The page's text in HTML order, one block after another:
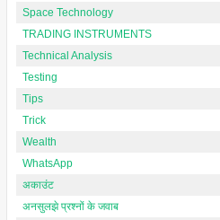
Space Technology
TRADING INSTRUMENTS
Technical Analysis
Testing
Tips
Trick
Wealth
WhatsApp
अकाउंट
अनसुलझे प्रश्नों के जवाब